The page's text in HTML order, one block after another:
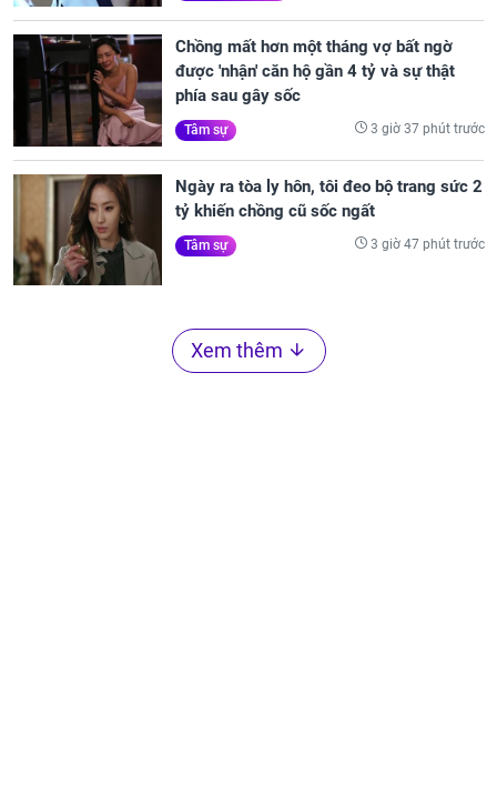
Chồng mất hơn một tháng vợ bất ngờ
được 'nhận' căn hộ gần 4 tỷ và sự thật
phía sau gây sốc
Tâm sự 3 giờ 37 phút trước
Ngày ra tòa ly hôn, tôi đeo bộ trang sức 2
tỷ khiến chồng cũ sốc ngất
Tâm sự 3 giờ 47 phút trước
Xem thêm